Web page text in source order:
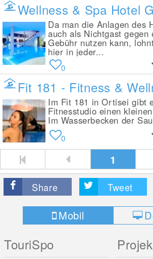
Wellness & Spa Hotel
Da man die Anlagen des
auch als Nichtgast gegen
Gebühr nutzen kann,
hier in jeder...
0
Fit 181 - Fitness &
Im Fit 181 in Ortisei gibt
Fitnesstudio einen
Im Wasserbecken der
0
1
Share Tweet
Mobil
TouriSpo